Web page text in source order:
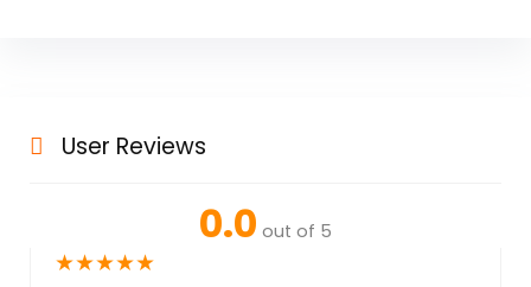
User Reviews
0.0 out of 5
★★★★★